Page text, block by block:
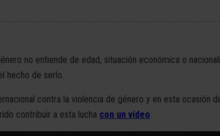
no entiende de edad, situación económica o
hecho de serlo.
contra la violencia de género y en esta ocasión
contribuir a esta lucha con un vídeo